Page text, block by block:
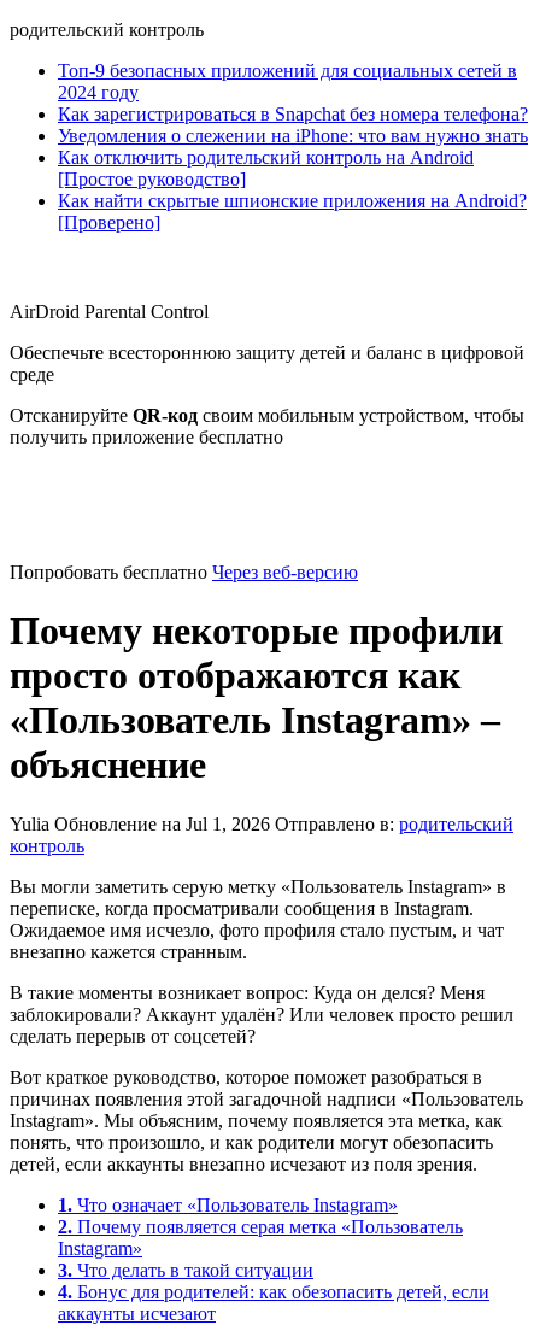
родительский контроль
Топ-9 безопасных приложений для социальных сетей в
2024 году
Как зарегистрироваться в Snapchat без номера телефона?
Уведомления о слежении на iPhone: что вам нужно знать
Как отключить родительский контроль на Android
[Простое руководство]
Как найти скрытые шпионские приложения на Android?
[Проверено]
AirDroid Parental Control
Обеспечьте всестороннюю защиту детей и баланс в цифровой
среде
Отсканируйте QR-код своим мобильным устройством, чтобы
получить приложение бесплатно
Попробовать бесплатно Через веб-версию
Почему некоторые профили
просто отображаются как
«Пользователь Instagram» –
объяснение
Yulia Обновление на Jul 1, 2026 Отправлено в: родительский
контроль
Вы могли заметить серую метку «Пользователь Instagram» в
переписке, когда просматривали сообщения в Instagram.
Ожидаемое имя исчезло, фото профиля стало пустым, и чат
внезапно кажется странным.
В такие моменты возникает вопрос: Куда он делся? Меня
заблокировали? Аккаунт удалён? Или человек просто решил
сделать перерыв от соцсетей?
Вот краткое руководство, которое поможет разобраться в
причинах появления этой загадочной надписи «Пользователь
Instagram». Мы объясним, почему появляется эта метка, как
понять, что произошло, и как родители могут обезопасить
детей, если аккаунты внезапно исчезают из поля зрения.
1. Что означает «Пользователь Instagram»
2. Почему появляется серая метка «Пользователь
Instagram»
3. Что делать в такой ситуации
4. Бонус для родителей: как обезопасить детей, если
аккаунты исчезают